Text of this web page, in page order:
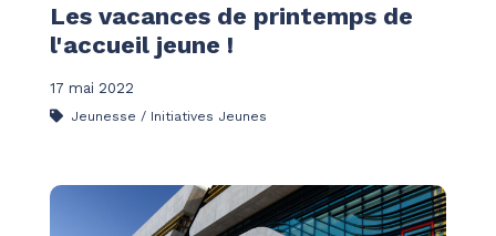
Les vacances de printemps de
l'accueil jeune !
17 mai 2022
Jeunesse / Initiatives Jeunes